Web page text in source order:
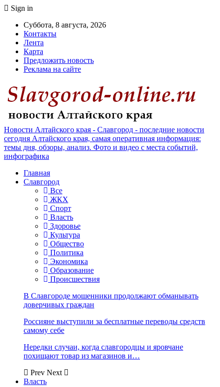
Sign in
Суббота, 8 августа, 2026
Контакты
Лента
Карта
Предложить новость
Реклама на сайте
Новости Алтайского края - Славгород - последние новости
сегодня Алтайского края, самая оперативная информация:
темы дня, обзоры, анализ. Фото и видео с места событий,
инфографика
Главная
Славгород
Все
ЖКХ
Спорт
Власть
Здоровье
Культура
Общество
Политика
Экономика
Образование
Происшествия
В Славгороде мошенники продолжают обманывать
доверчивых граждан
Россияне выступили за бесплатные переводы средств
самому себе
Нередки случаи, когда славгородцы и яровчане
похищают товар из магазинов и…
Prev Next
Власть